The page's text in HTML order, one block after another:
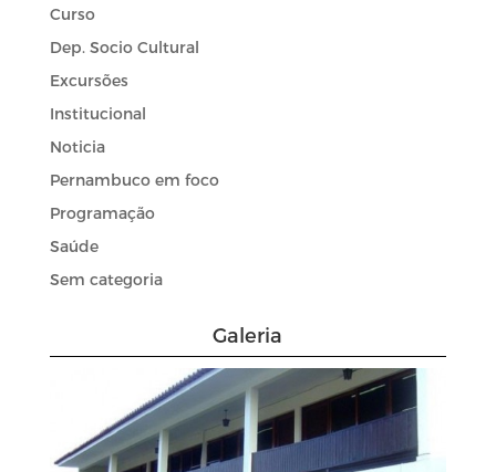
Curso
Dep. Socio Cultural
Excursões
Institucional
Noticia
Pernambuco em foco
Programação
Saúde
Sem categoria
Galeria